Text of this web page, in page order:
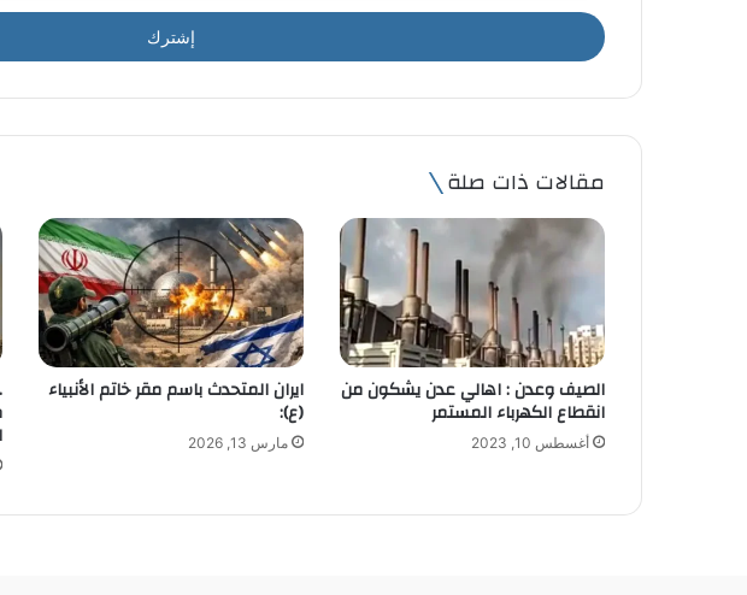
خ
ل
د
ا
ر
و
ن
ي
مقالات ذات صلة
الصيف وعدن : اهالي عدن يشكون من
انقطاع الكهرباء المستمر
أغسطس 10, 2023
ايران المتحدث باسم مقر خاتم الأنبياء
(ع):
مارس 13, 2026